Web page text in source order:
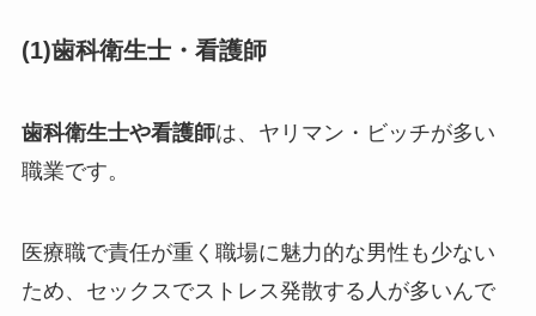
(1)歯科衛生士・看護師
歯科衛生士や看護師は、ヤリマン・ビッチが多い
職業です。
医療職で責任が重く職場に魅力的な男性も少ない
ため、セックスでストレス発散する人が多いんで